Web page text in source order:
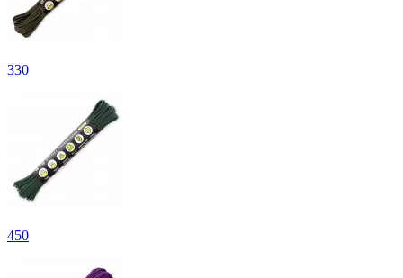
330
450